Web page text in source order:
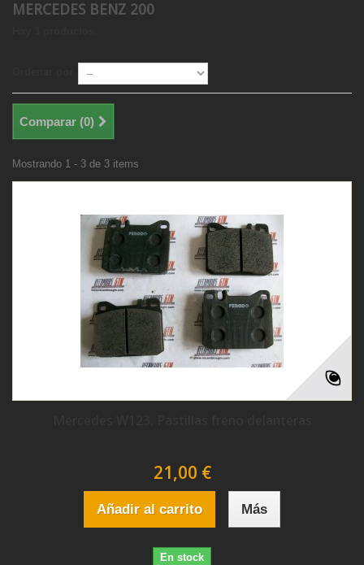
MERCEDES BENZ 200
Comparar (0)
Mostrando 1 - 3 de 3 items
21,00 €
Añadir al carrito Más
En stock